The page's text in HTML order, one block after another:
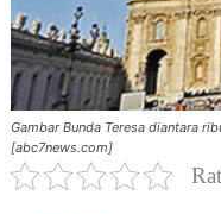
Gambar Bunda Teresa diantara
[abc7news.com]